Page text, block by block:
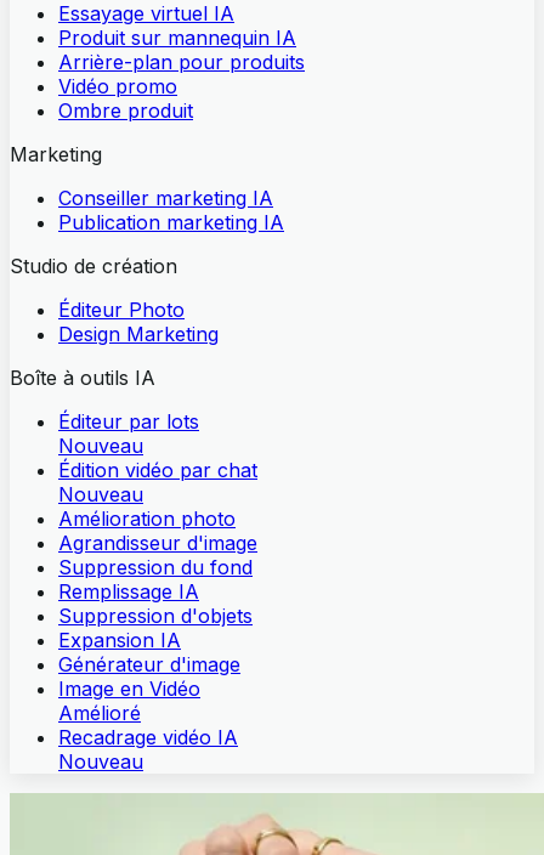
Essayage virtuel IA
Produit sur mannequin IA
Arrière-plan pour produits
Vidéo promo
Ombre produit
Marketing
Conseiller marketing IA
Publication marketing IA
Studio de création
Éditeur Photo
Design Marketing
Boîte à outils IA
Éditeur par lots
Nouveau
Édition vidéo par chat
Nouveau
Amélioration photo
Agrandisseur d'image
Suppression du fond
Remplissage IA
Suppression d'objets
Expansion IA
Générateur d'image
Image en Vidéo
Amélioré
Recadrage vidéo IA
Nouveau